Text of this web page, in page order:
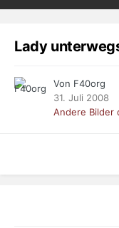
Lady
Von F40org
31. Juli 2008
Andere Bilder